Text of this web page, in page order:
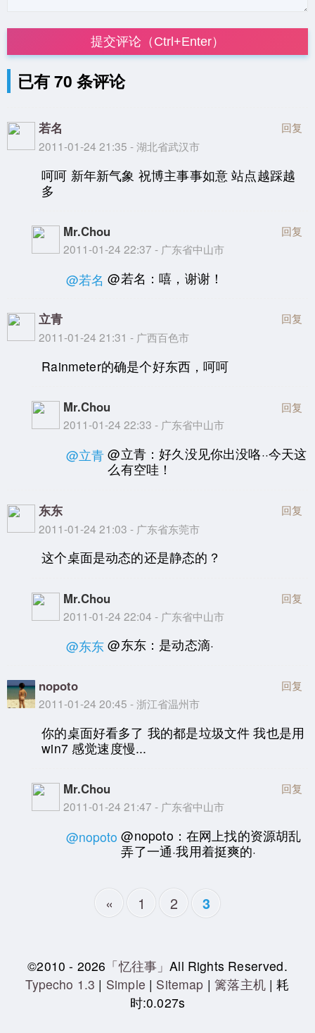
提交评论（Ctrl+Enter）
已有 70 条评论
若名
2011-01-24 21:35 - 湖北省武汉市
回复
呵呵 新年新气象 祝博主事事如意 站点越踩越
多
Mr.Chou
2011-01-24 22:37 - 广东省中山市
回复
@若名 @若名：嘻，谢谢！
立青
2011-01-24 21:31 - 广西百色市
回复
Rainmeter的确是个好东西，呵呵
Mr.Chou
2011-01-24 22:33 - 广东省中山市
回复
@立青 @立青：好久没见你出没咯··今天这
么有空哇！
东东
2011-01-24 21:03 - 广东省东莞市
回复
这个桌面是动态的还是静态的？
Mr.Chou
2011-01-24 22:04 - 广东省中山市
回复
@东东 @东东：是动态滴·
nopoto
2011-01-24 20:45 - 浙江省温州市
回复
你的桌面好看多了 我的都是垃圾文件 我也是用
win7 感觉速度慢...
Mr.Chou
2011-01-24 21:47 - 广东省中山市
回复
@nopoto @nopoto：在网上找的资源胡乱
弄了一通·我用着挺爽的·
« 1 2 3
©2010 - 2026 「忆往事」All Rights Reserved.
Typecho 1.3 | Simple | Sitemap |篱落主机| 耗
时:0.027s